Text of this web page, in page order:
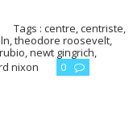
Tags :centre,centriste,
,theodore roosevelt,
,newt gingrich,
nixon 0